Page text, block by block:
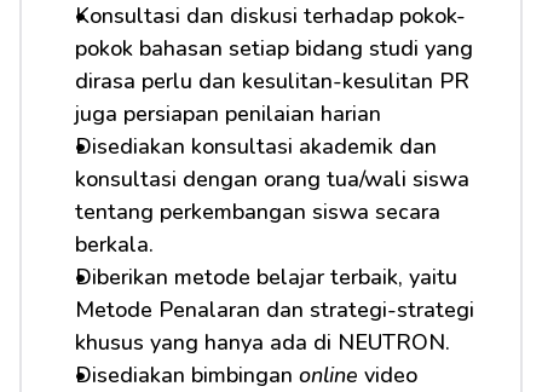
Konsultasi dan diskusi terhadap pokok-
pokok bahasan setiap bidang studi yang
dirasa perlu dan kesulitan-kesulitan PR
juga persiapan penilaian harian
Disediakan konsultasi akademik dan
konsultasi dengan orang tua/wali siswa
tentang perkembangan siswa secara
berkala.
Diberikan metode belajar terbaik, yaitu
Metode Penalaran dan strategi-strategi
khusus yang hanya ada di NEUTRON.
Disediakan bimbingan online video